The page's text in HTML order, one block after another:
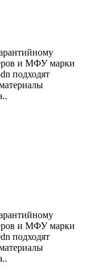
и МФУ марки
подходят
и МФУ марки
подходят